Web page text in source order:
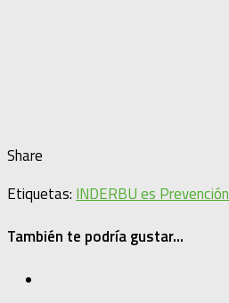
Share
Etiquetas: INDERBU es Prevención
También te podría gustar...